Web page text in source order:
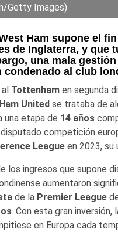
Getty Images)
Ham supone el
de Inglaterra, y que
una mala
condenado al club
Tottenhamen segunda
United se trataba de
una etapa de 14 años
competición
Leagueen 2023, su
los ingresos que supone
aumentaron
de la Premier League
. Con esta gran inversión,
en Europa cada